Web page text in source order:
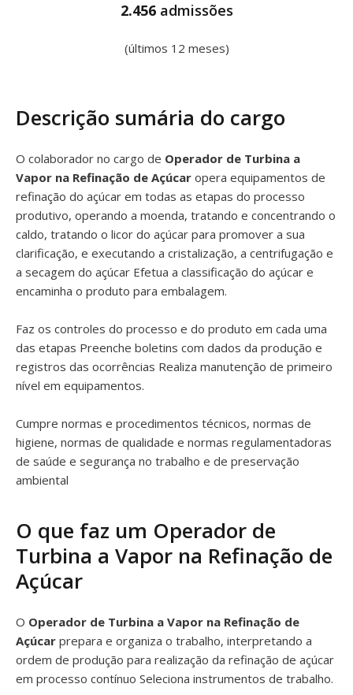
2.456 admissões
(últimos 12 meses)
Descrição sumária do cargo
O colaborador no cargo de Operador de Turbina a
Vapor na Refinação de Açúcar opera equipamentos de
refinação do açúcar em todas as etapas do processo
produtivo, operando a moenda, tratando e concentrando o
caldo, tratando o licor do açúcar para promover a sua
clarificação, e executando a cristalização, a centrifugação e
a secagem do açúcar Efetua a classificação do açúcar e
encaminha o produto para embalagem.
Faz os controles do processo e do produto em cada uma
das etapas Preenche boletins com dados da produção e
registros das ocorrências Realiza manutenção de primeiro
nível em equipamentos.
Cumpre normas e procedimentos técnicos, normas de
higiene, normas de qualidade e normas regulamentadoras
de saúde e segurança no trabalho e de preservação
ambiental
O que faz um Operador de
Turbina a Vapor na Refinação de
Açúcar
O Operador de Turbina a Vapor na Refinação de
Açúcar prepara e organiza o trabalho, interpretando a
ordem de produção para realização da refinação de açúcar
em processo contínuo Seleciona instrumentos de trabalho.